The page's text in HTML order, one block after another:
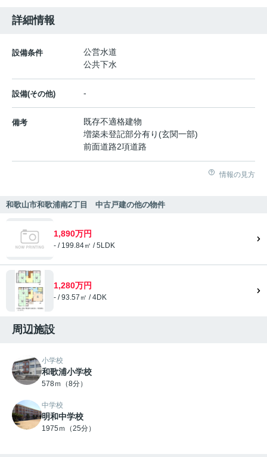
詳細情報
設備条件
公営水道
公共下水
設備(その他) -
備考
既存不適格建物
増築未登記部分有り(玄関一部)
前面道路2項道路
情報の見方
和歌山市和歌浦南2丁目 中古戸建の他の物件
1,890万円
- / 199.84㎡ / 5LDK
1,280万円
- / 93.57㎡ / 4DK
周辺施設
小学校
和歌浦小学校
578ｍ（8分）
中学校
明和中学校
1975ｍ（25分）